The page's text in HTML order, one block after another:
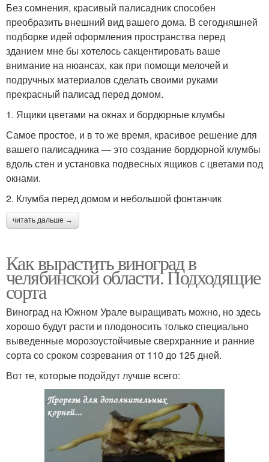
Без сомнения, красивый палисадник способен
преобразить внешний вид вашего дома. В сегодняшней
подборке идей оформления пространства перед
зданием мне бы хотелось сакцентировать ваше
внимание на нюансах, как при помощи мелочей и
подручных материалов сделать своими руками
прекрасный палисад перед домом.
1. Ящики цветами на окнах и бордюрные клумбы
Самое простое, и в то же время, красивое решение для
вашего палисадника — это создание бордюрной клумбы
вдоль стен и установка подвесных ящиков с цветами под
окнами.
2. Клумба перед домом и небольшой фонтанчик
читать дальше →
Как вырастить виноград в
челябинской области. Подходящие
сорта
Виноград на Южном Урале выращивать можно, но здесь
хорошо будут расти и плодоносить только специально
выведенные морозоустойчивые сверхранние и ранние
сорта со сроком созревания от 110 до 125 дней.
Вот те, которые подойдут лучше всего: